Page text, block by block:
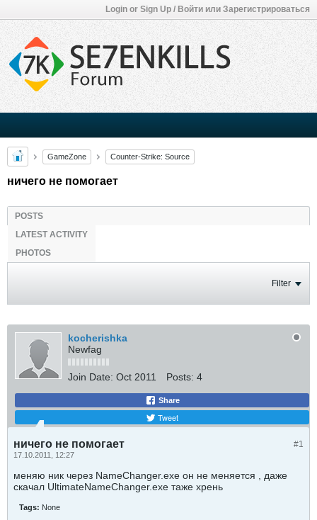
Login or Sign Up / Войти или Зарегистрироваться
GameZone Counter-Strike: Source
ничего не помогает
POSTS
LATEST ACTIVITY
PHOTOS
Filter
kocherishka
Newfag
Join Date: Oct 2011 Posts: 4
Share
Tweet
#1
ничего не помогает
17.10.2011, 12:27
меняю ник через NameChanger.exe он не меняется , даже
скачал UltimateNameChanger.exe таже хрень
Tags: None